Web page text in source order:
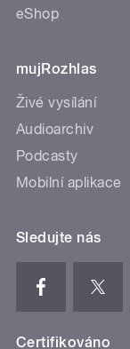
eShop
mujRozhlas
Živé vysílání
Audioarchiv
Podcasty
Mobilní aplikace
Sledujte nás
Certifikováno